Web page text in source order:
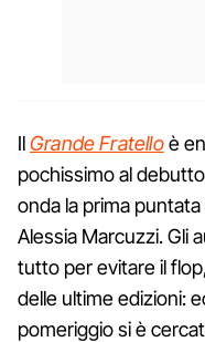
IlGrande Fratelloè
pochissimo al
onda la prima
Alessia Marcuzzi. Gli
tutto per evitare il
delle ultime edizioni:
pomeriggio si è